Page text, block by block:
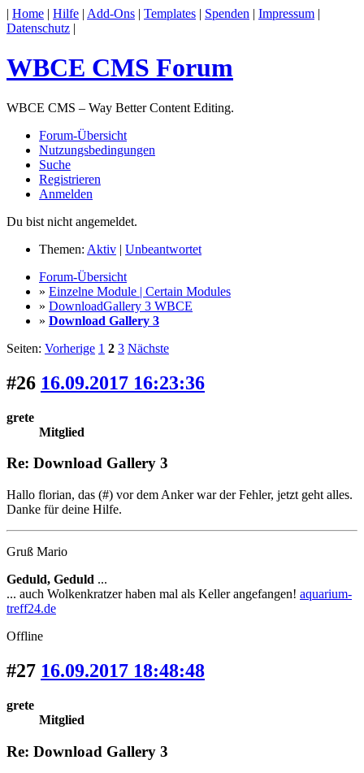
| Home | Hilfe | Add-Ons | Templates | Spenden | Impressum |
Datenschutz |
WBCE CMS Forum
WBCE CMS – Way Better Content Editing.
Forum-Übersicht
Nutzungsbedingungen
Suche
Registrieren
Anmelden
Du bist nicht angemeldet.
Themen: Aktiv | Unbeantwortet
Forum-Übersicht
» Einzelne Module | Certain Modules
» DownloadGallery 3 WBCE
» Download Gallery 3
Seiten: Vorherige 1 2 3 Nächste
#26 16.09.2017 16:23:36
grete
Mitglied
Re: Download Gallery 3
Hallo florian, das (#) vor dem Anker war der Fehler, jetzt geht alles.
Danke für deine Hilfe.
Gruß Mario
Geduld, Geduld ...
... auch Wolkenkratzer haben mal als Keller angefangen! aquarium-
treff24.de
Offline
#27 16.09.2017 18:48:48
grete
Mitglied
Re: Download Gallery 3